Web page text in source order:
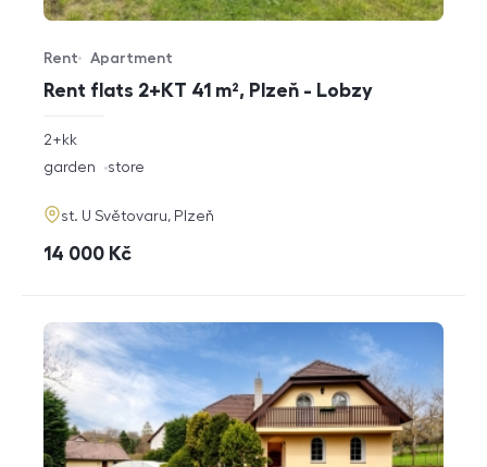
Rent flats 2+KT 41 m², Plzeň - Lobzy
Offer type
Rent
Property type
Apartment
rozměry
2+kk
funkce
garden store
adresa
st. U Světovaru, Plzeň
cena
14 000 Kč